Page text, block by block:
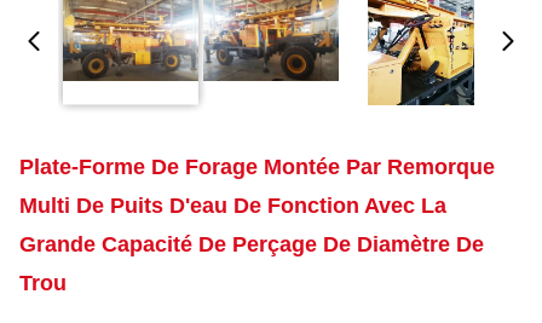
Plate-Forme De Forage Montée Par Remorque
Multi De Puits D'eau De Fonction Avec La
Grande Capacité De Perçage De Diamètre De
Trou